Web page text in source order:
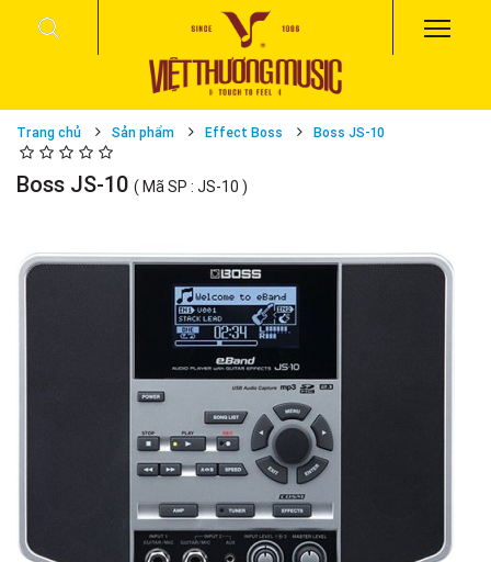
Trang chủ Sản phẩm Effect Boss Boss JS-10
Boss JS-10 ( Mã SP : JS-10 )